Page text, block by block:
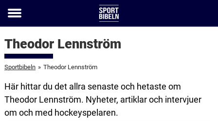
Toggle
Theodor Lennström
Sportbibeln » Theodor Lennström
Här hittar du det allra senaste och hetaste om
Theodor Lennström. Nyheter, artiklar och intervjuer
om och med hockeyspelaren.